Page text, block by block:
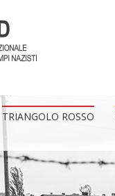
TRIANGOLO ROSSO